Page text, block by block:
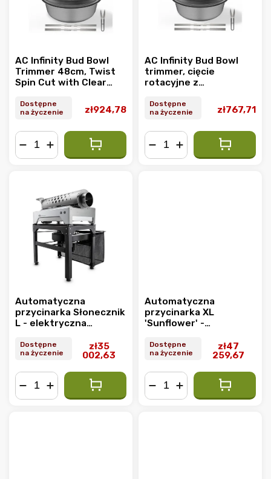
AC Infinity Bud Bowl
Trimmer 48cm, Twist
Spin Cut with Clear
Dostępne
na życzenie
zł924,78
AC Infinity Bud Bowl
trimmer, cięcie
rotacyjne z
widokową, 406 mm
Dostępne
na życzenie
zł767,71
Automatyczna
przycinarka Słonecznik
L - elektryczna
Dostępne
na życzenie
zł35
002,63
Automatyczna
przycinarka XL
'Sunflower' -
przycinarka
Dostępne
na życzenie
zł47
259,67